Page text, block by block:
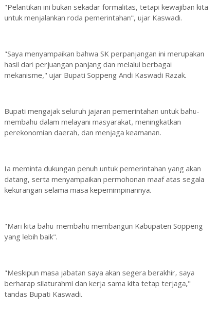
"Pelantikan ini bukan sekadar formalitas, tetapi kewajiban kita
untuk menjalankan roda pemerintahan", ujar Kaswadi.
"Saya menyampaikan bahwa SK perpanjangan ini merupakan
hasil dari perjuangan panjang dan melalui berbagai
mekanisme," ujar Bupati Soppeng Andi Kaswadi Razak.
Bupati mengajak seluruh jajaran pemerintahan untuk bahu-
membahu dalam melayani masyarakat, meningkatkan
perekonomian daerah, dan menjaga keamanan.
Ia meminta dukungan penuh untuk pemerintahan yang akan
datang, serta menyampaikan permohonan maaf atas segala
kekurangan selama masa kepemimpinannya.
"Mari kita bahu-membahu membangun Kabupaten Soppeng
yang lebih baik".
"Meskipun masa jabatan saya akan segera berakhir, saya
berharap silaturahmi dan kerja sama kita tetap terjaga,"
tandas Bupati Kaswadi.